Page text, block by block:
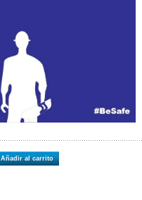
Añadir al carrito